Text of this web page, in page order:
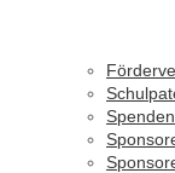
Spenden